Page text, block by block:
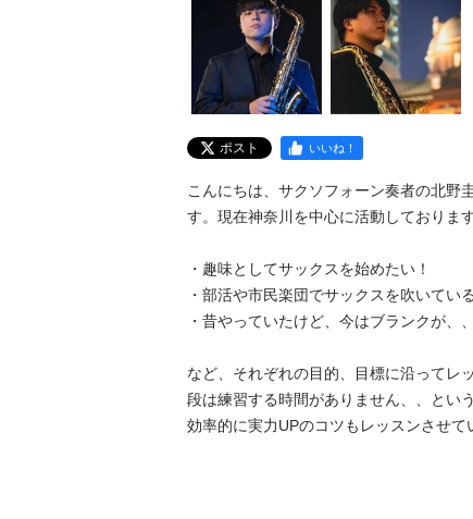
ポスト いいね！
こんにちは、サクソフォーン奏者の北野
す。現在神奈川を中心に活動しております
・趣味としてサックスを始めたい！
・部活や市民楽団でサックスを吹いている
・昔やっていたけど、今はブランクが、、
など、それぞれの目的、目標に沿ってレ
段は練習する時間がありません、、とい
効率的に実力UPのコツもレッスンさせて